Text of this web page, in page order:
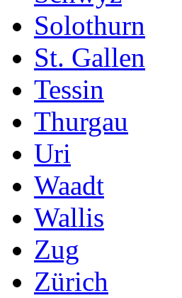
Solothurn
St. Gallen
Tessin
Thurgau
Uri
Waadt
Wallis
Zug
Zürich